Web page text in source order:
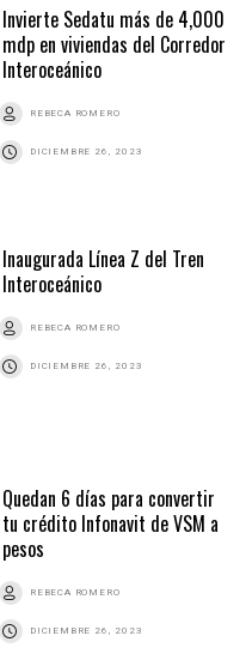
Invierte Sedatu más de 4,000
mdp en viviendas del Corredor
Interoceánico
REBECA ROMERO
DICIEMBRE 26, 2023
Inaugurada Línea Z del Tren
Interoceánico
REBECA ROMERO
DICIEMBRE 26, 2023
Quedan 6 días para convertir
tu crédito Infonavit de VSM a
pesos
REBECA ROMERO
DICIEMBRE 26, 2023